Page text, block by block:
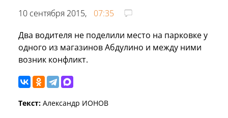
10 сентября 2015,
07:35
Два водителя не поделили место на парковке у
одного из магазинов Абдулино и между ними
возник конфликт.
Текст: Александр ИОНОВ